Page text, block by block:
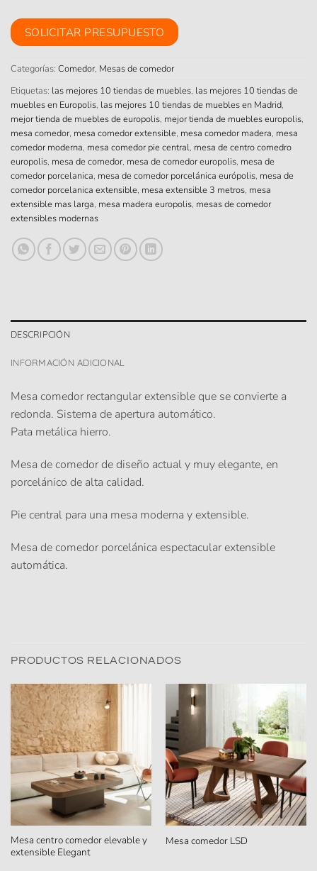
SOLICITAR PRESUPUESTO
Categorías: Comedor, Mesas de comedor
Etiquetas: las mejores 10 tiendas de muebles, las mejores 10 tiendas de
muebles en Europolis, las mejores 10 tiendas de muebles en Madrid,
mejor tienda de muebles de europolis, mejor tienda de muebles europolis,
mesa comedor, mesa comedor extensible, mesa comedor madera, mesa
comedor moderna, mesa comedor pie central, mesa de centro comedro
europolis, mesa de comedor, mesa de comedor europolis, mesa de
comedor porcelanica, mesa de comedor porcelánica európolis, mesa de
comedor porcelanica extensible, mesa extensible 3 metros, mesa
extensible mas larga, mesa madera europolis, mesas de comedor
extensibles modernas
DESCRIPCIÓN
INFORMACIÓN ADICIONAL
Mesa comedor rectangular extensible que se convierte a
redonda. Sistema de apertura automático.
Pata metálica hierro.
Mesa de comedor de diseño actual y muy elegante, en
porcelánico de alta calidad.
Pie central para una mesa moderna y extensible.
Mesa de comedor porcelánica espectacular extensible
automática.
PRODUCTOS RELACIONADOS
Mesa centro comedor elevable y
extensible Elegant
Mesa comedor LSD